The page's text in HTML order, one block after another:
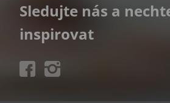
Sledujte nás a
inspirovat